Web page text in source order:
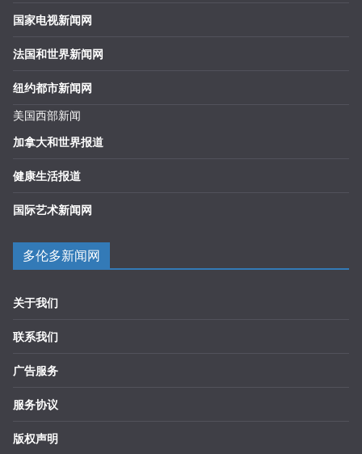
国家电视新闻网
法国和世界新闻网
纽约都市新闻网
美国西部新闻
加拿大和世界报道
健康生活报道
国际艺术新闻网
多伦多新闻网
关于我们
联系我们
广告服务
服务协议
版权声明